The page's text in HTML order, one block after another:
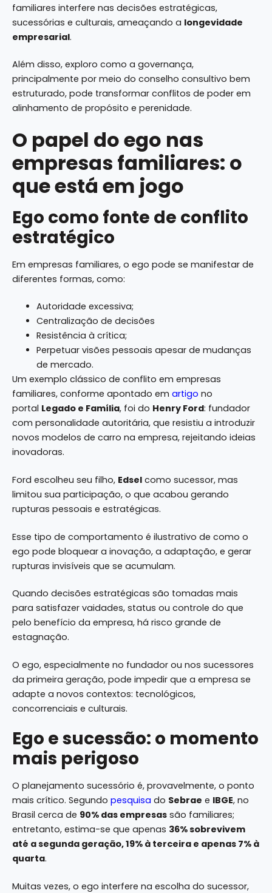
familiares interfere nas decisões estratégicas,
sucessórias e culturais, ameaçando a longevidade
empresarial.
Além disso, exploro como a governança,
principalmente por meio do conselho consultivo bem
estruturado, pode transformar conflitos de poder em
alinhamento de propósito e perenidade.
O papel do ego nas
empresas familiares: o
que está em jogo
Ego como fonte de conflito
estratégico
Em empresas familiares, o ego pode se manifestar de
diferentes formas, como:
Autoridade excessiva;
Centralização de decisões
Resistência à crítica;
Perpetuar visões pessoais apesar de mudanças
de mercado.
Um exemplo clássico de conflito em empresas
familiares, conforme apontado em artigo no
portal Legado e Família, foi do Henry Ford: fundador
com personalidade autoritária, que resistiu a introduzir
novos modelos de carro na empresa, rejeitando ideias
inovadoras.
Ford escolheu seu filho, Edsel como sucessor, mas
limitou sua participação, o que acabou gerando
rupturas pessoais e estratégicas.
Esse tipo de comportamento é ilustrativo de como o
ego pode bloquear a inovação, a adaptação, e gerar
rupturas invisíveis que se acumulam.
Quando decisões estratégicas são tomadas mais
para satisfazer vaidades, status ou controle do que
pelo benefício da empresa, há risco grande de
estagnação.
O ego, especialmente no fundador ou nos sucessores
da primeira geração, pode impedir que a empresa se
adapte a novos contextos: tecnológicos,
concorrenciais e culturais.
Ego e sucessão: o momento
mais perigoso
O planejamento sucessório é, provavelmente, o ponto
mais crítico. Segundo pesquisa do Sebrae e IBGE, no
Brasil cerca de 90% das empresas são familiares;
entretanto, estima-se que apenas 36% sobrevivem
até a segunda geração, 19% à terceira e apenas 7% à
quarta.
Muitas vezes, o ego interfere na escolha do sucessor,